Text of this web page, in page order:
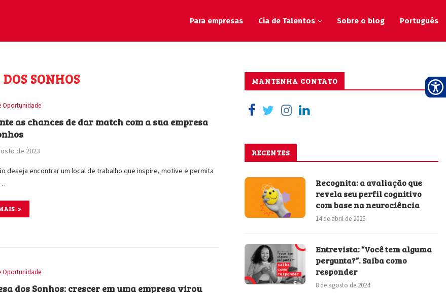
Para empresas Cia de Talentos Sobre o blog Português
SONHOS
Oportunidade
as chances de dar match com a sua empresa
de 2023
deseja encontrar um local de trabalho que inspire, motive e permita
Oportunidade
dos Sonhos: crescer em uma empresa virou
MANTENHA CONTATO
RECENTES
Recognita: a avaliação que
revela seu perfil cognitivo
com base na neurociência
14 de abril de 2025
Entrevista: “Você tem alguma
pergunta?”. Saiba como
responder
8 de agosto de 2024